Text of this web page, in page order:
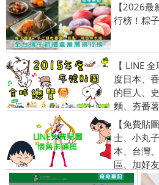
【2026
行榜！粽
【 LINE
度日本、
的巨人、
麵、夯番
【免費貼
士、小丸
本、台灣
區、加好
2015/12/22